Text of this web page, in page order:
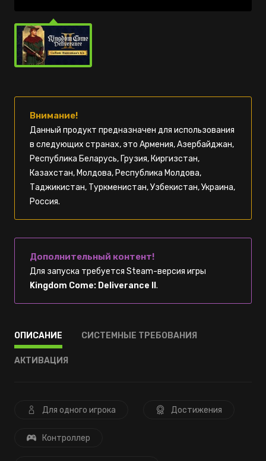
Внимание!
Данный продукт предназначен для использования
в следующих странах, это Армения, Азербайджан,
Республика Беларусь, Грузия, Киргизстан,
Казахстан, Молдова, Республика Молдова,
Таджикистан, Туркменистан, Узбекистан, Украина,
Россия.
Дополнительный контент!
Для запуска требуется Steam-версия игры
Kingdom Come: Deliverance II .
ОПИСАНИЕ СИСТЕМНЫЕ ТРЕБОВАНИЯ
АКТИВАЦИЯ
Для одного игрока Достижения
Контроллер